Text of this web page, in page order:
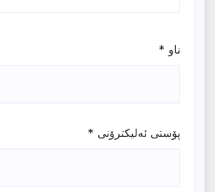
ناو *
پۆستی ئەلیکترۆنی *